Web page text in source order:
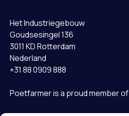
Het Industriegebouw
Goudsesingel 136
3011 KD Rotterdam
Nederland
+31 88 0909 888
Poetfarmer is a proud member of